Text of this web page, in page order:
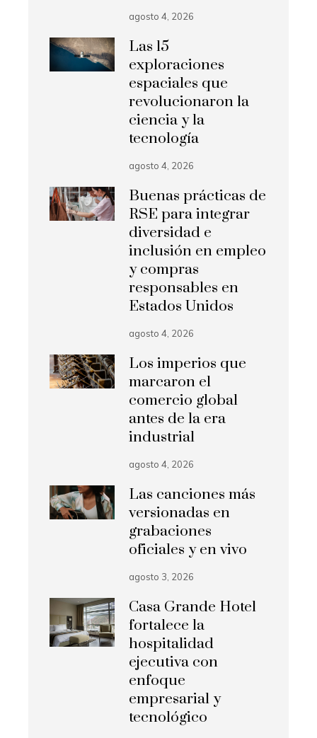
agosto 4, 2026
Las 15
exploraciones
espaciales que
revolucionaron la
ciencia y la
tecnología
agosto 4, 2026
Buenas prácticas de
RSE para integrar
diversidad e
inclusión en empleo
y compras
responsables en
Estados Unidos
agosto 4, 2026
Los imperios que
marcaron el
comercio global
antes de la era
industrial
agosto 4, 2026
Las canciones más
versionadas en
grabaciones
oficiales y en vivo
agosto 3, 2026
Casa Grande Hotel
fortalece la
hospitalidad
ejecutiva con
enfoque
empresarial y
tecnológico